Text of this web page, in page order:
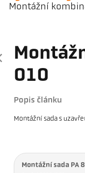
Montážní
010
Popis článku
Montážní sada s
Montážní sada PA